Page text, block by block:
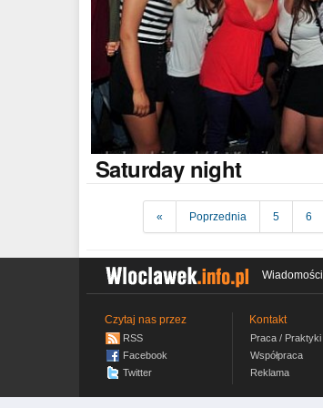
Saturdaynight
« Poprzednia 5 6
Wiadomości
Czytaj nas przez
RSS
Facebook
Twitter
Kontakt
Praca / Praktyki
Współpraca
Reklama